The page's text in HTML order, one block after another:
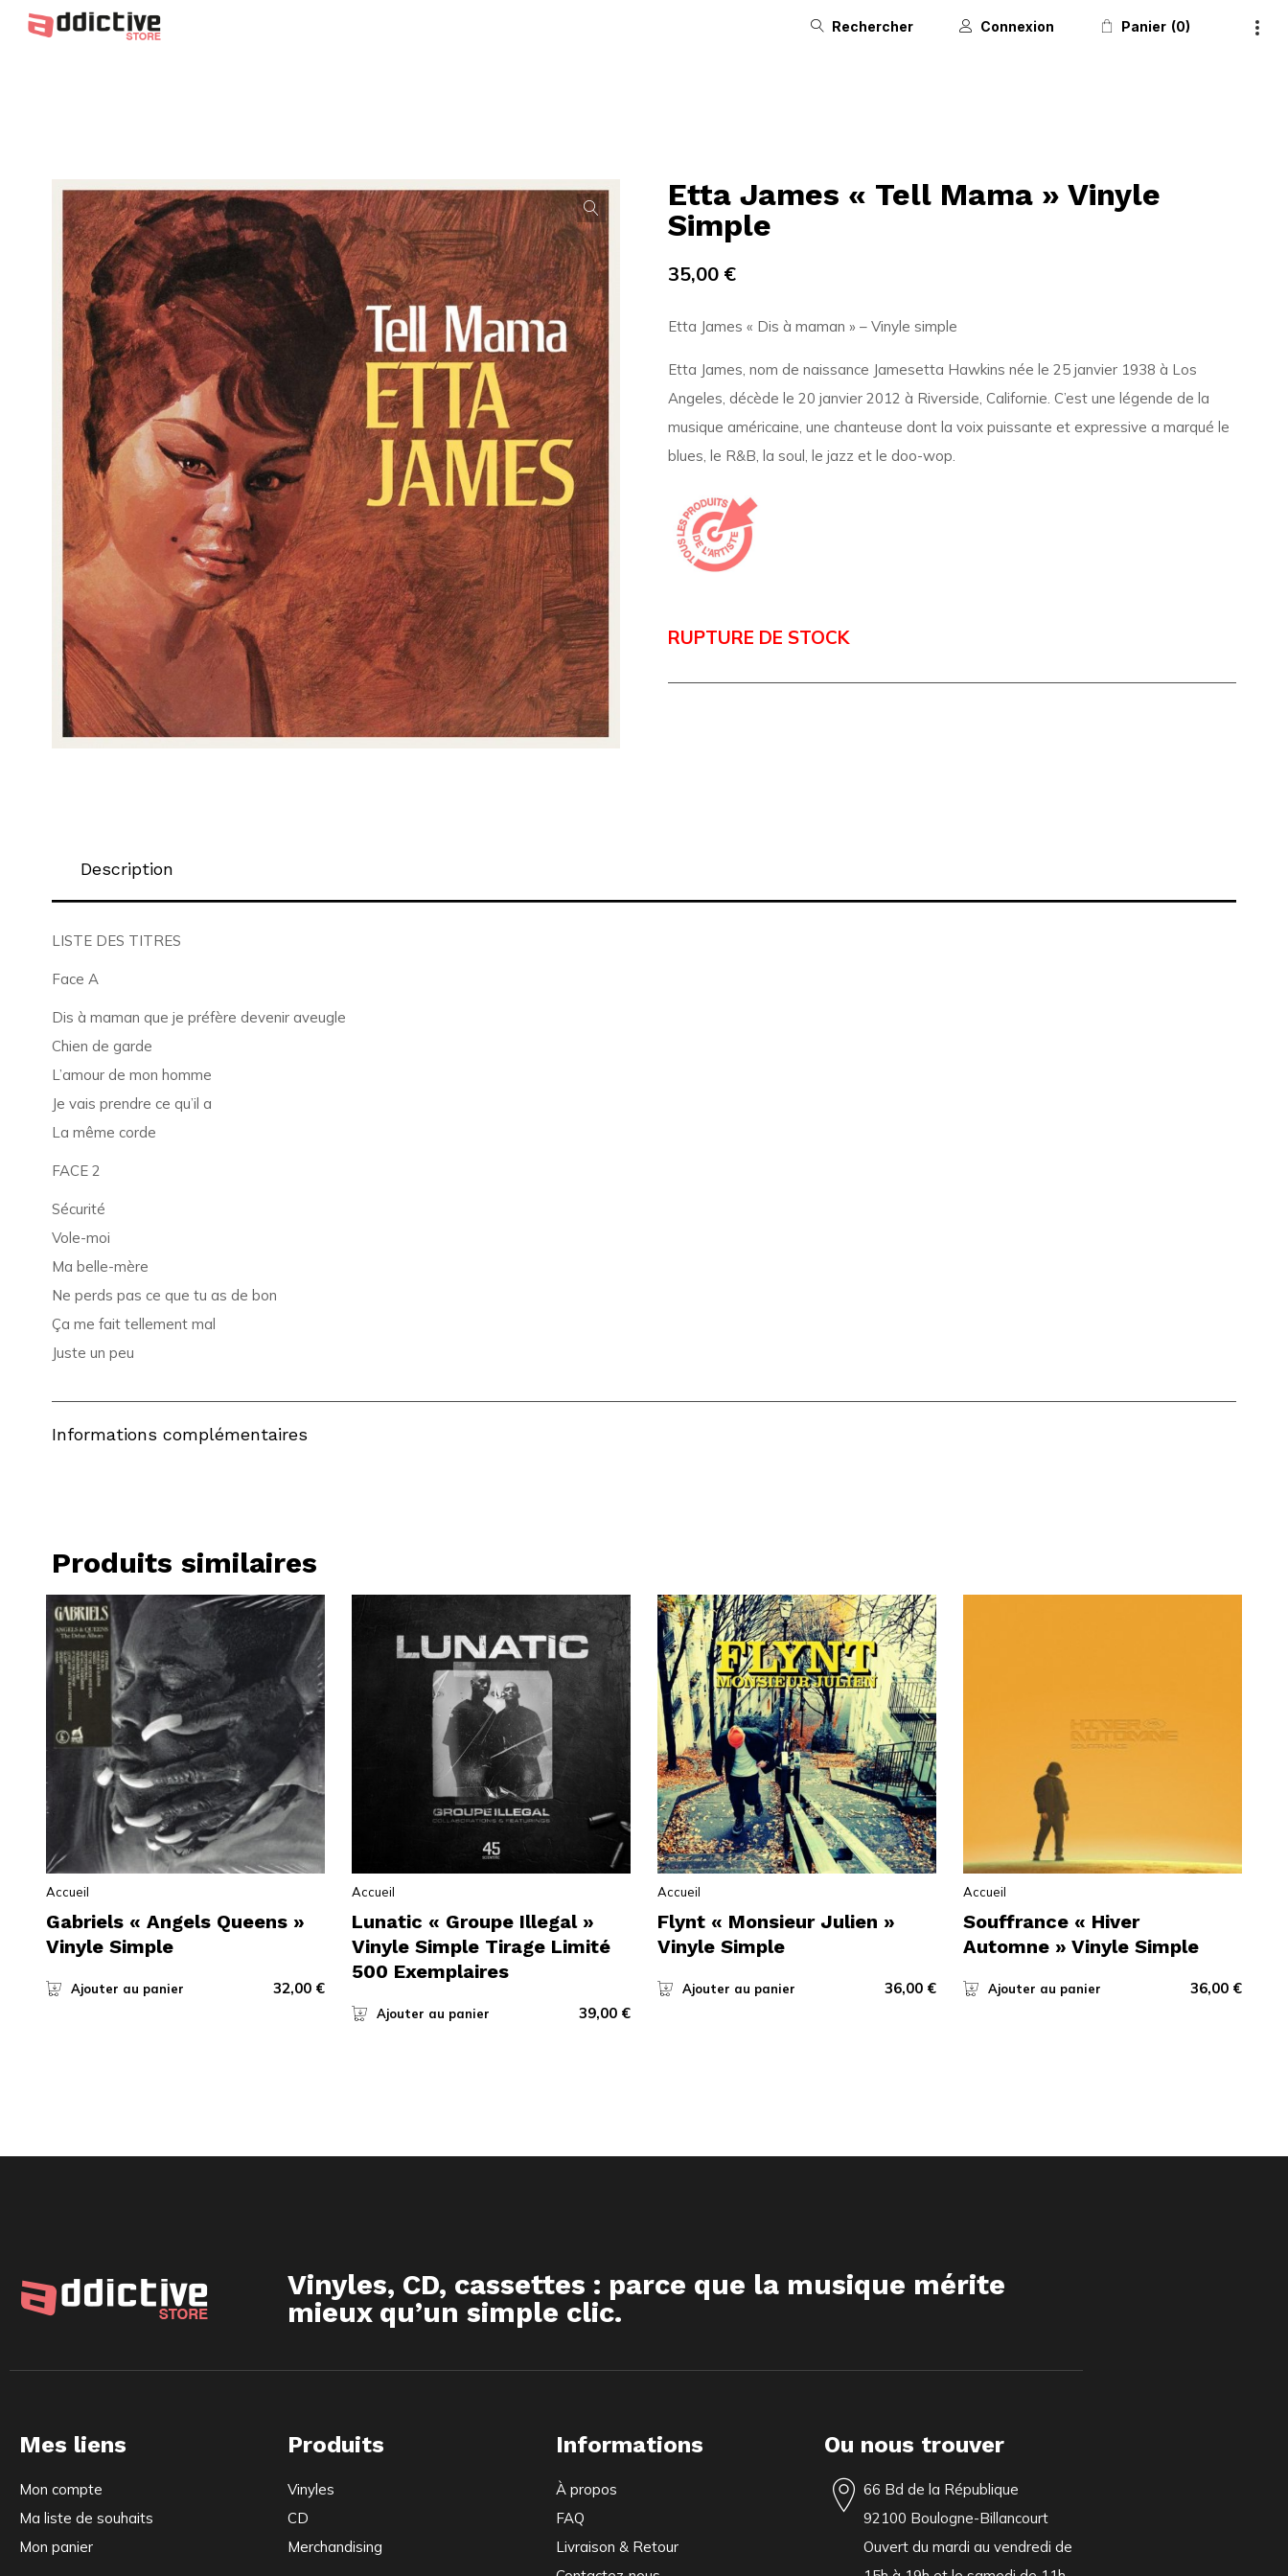
Rechercher Connexion Panier 0
Etta James « Tell Mama » Vinyle
Simple
35,00 €
Etta James « Dis à maman » – Vinyle simple
Etta James, nom de naissance Jamesetta Hawkins née le 25 janvier 1938 à Los
Angeles, décède le 20 janvier 2012 à Riverside, Californie. C’est une légende de la
musique américaine, une chanteuse dont la voix puissante et expressive a marqué le
blues, le R&B, la soul, le jazz et le doo-wop.
RUPTURE DE STOCK
Description
LISTE DES TITRES
Face A
Dis à maman que je préfère devenir aveugle
Chien de garde
L’amour de mon homme
Je vais prendre ce qu’il a
La même corde
FACE 2
Sécurité
Vole-moi
Ma belle-mère
Ne perds pas ce que tu as de bon
Ça me fait tellement mal
Juste un peu
Informations complémentaires
Produits similaires
Accueil
Gabriels « Angels Queens »
Vinyle Simple
Ajouter au panier 32,00 €
Accueil
Lunatic « Groupe Illegal »
Vinyle Simple Tirage Limité
500 Exemplaires
Ajouter au panier 39,00 €
Accueil
Flynt « Monsieur Julien »
Vinyle Simple
Ajouter au panier 36,00 €
Accueil
Souffrance « Hiver
Automne » Vinyle Simple
Ajouter au panier 36,00 €
Vinyles, CD, cassettes : parce que la musique mérite
mieux qu’un simple clic.
Mes liens
Mon compte
Ma liste de souhaits
Mon panier
Produits
Vinyles
CD
Merchandising
Informations
À propos
FAQ
Livraison & Retour
Ou nous trouver
66 Bd de la République
92100 Boulogne-Billancourt
Ouvert du mardi au vendredi de